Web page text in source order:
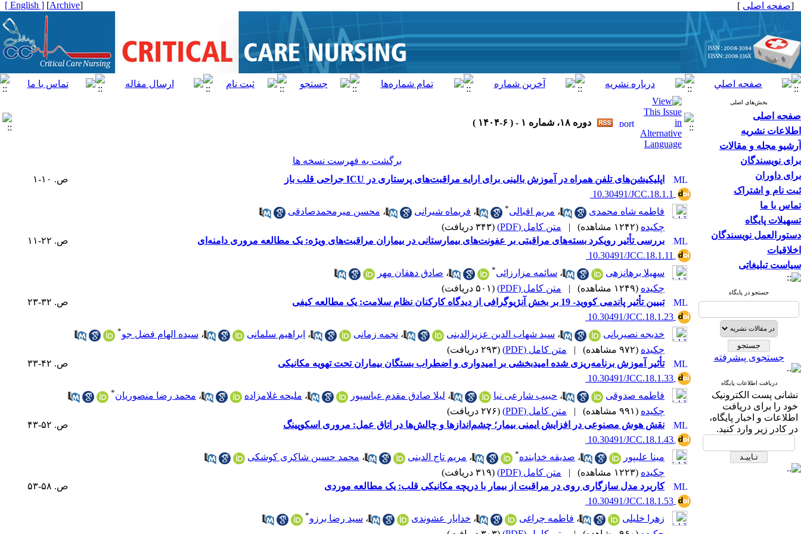
[صفحه اصلی ]
[
Archive
]
[ English ]
بخش‌های اصلی
صفحه اصلی
اطلاعات نشریه
آرشیو مجله و مقالات
برای نویسندگان
برای داوران
ثبت نام و اشتراک
تماس با ما
تسهیلات پایگاه
دستورالعمل نویسندگان
اخلاقیات
سیاست تبلیغاتی
جستجو در پایگاه
جستجوی پیشرفته
دریافت اطلاعات پایگاه
نشانی پست الکترونیک
خود را برای دریافت
اطلاعات و اخبار پایگاه،
در کادر زیر وارد کنید.
دوره ۱۸، شماره ۱ - ( ۶-۱۴۰۴ )
برگشت به فهرست نسخه ها
اپلیکیشن‌های تلفن همراه در آموزش بالینی برای ارایه مراقبت‌های پرستاری در ICU جراحی قلب باز
ص. ۱۰-۱
‎ 10.30491/JCC.18.1.1
فاطمه شاه محمدی
، مریم اقبالی* ، فریماه شیرانی ، محسن میرمحمدصادقی
چکیده (۱۲۴۲ مشاهده) | متن کامل (PDF)
(۳۴۳ دریافت)
بررسی تأثیر رویکرد بسته‌های مراقبتی بر عفونت‌های بیمارستانی در بیماران مراقبت‌های ویژه: یک مطالعه مروری دامنه‌ای
ص. ۲۲-۱۱
‎ 10.30491/JCC.18.1.11
سهیلا برهانزهی
، سائمه مزارزائی* ، صادق دهقان مهر
چکیده (۱۲۴۹ مشاهده) | متن کامل (PDF)
(۵۰۱ دریافت)
تبیین تأثیر پاندمی کووید- 19 بر بخش آنژیوگرافی از دیدگاه کارکنان نظام سلامت: یک مطالعه کیفی
ص. ۳۲-۲۳
‎ 10.30491/JCC.18.1.23
خدیجه نصیریانی
، سید شهاب الدین عزیزالدینی ، نجمه زمانی ، ابراهیم سلمانی ، سیده الهام فضل جو*
چکیده (۹۷۲ مشاهده) | متن کامل (PDF)
(۲۹۳ دریافت)
تأثیر آموزش برنامه‌ریزی شده امیدبخشی بر امیدواری و اضطراب بستگان بیماران تحت تهویه مکانیکی
ص. ۴۲-۳۳
‎ 10.30491/JCC.18.1.33
فاطمه صدوقی
، حبیب شارعی نیا ، لیلا صادق مقدم عباسپور ، ملیحه غلامزاده ، محمد رضا منصوریان*
چکیده (۹۹۱ مشاهده) | متن کامل (PDF)
(۲۷۶ دریافت)
نقش هوش مصنوعی در افزایش ایمنی بیمار؛ چشم‌اندازها و چالش‌ها در اتاق عمل: مروری اسکوپینگ
ص. ۵۲-۴۳
‎ 10.30491/JCC.18.1.43
مینا علیپور
، صدیقه خدابنده* ، مریم تاج الدینی ، محمد حسین شاکری کوشکی
چکیده (۱۲۲۳ مشاهده) | متن کامل (PDF)
(۳۱۹ دریافت)
کاربرد مدل سازگاری روی در مراقبت از بیمار با دریچه مکانیکی قلب: یک مطالعه موردی
ص. ۵۸-۵۳
‎ 10.30491/JCC.18.1.53
زهرا خلیلی
، فاطمه چراغی ، خدایار عشوندی ، سید رضا برزو*